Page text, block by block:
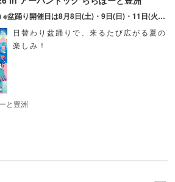
2026/08/08(土) ～ 08/16(日) ※盆踊り開催日は8月8日(土)・9日(日)・11日(火・祝)・15日(土)・16日(日)のみ。 ※縁日およびキッチンカーについては期間中の全日程営業予定。 ※開催コンテンツは日によって異なります。
日替わり盆踊りで、来るたび広がる夏の
楽しみ！
と豊洲